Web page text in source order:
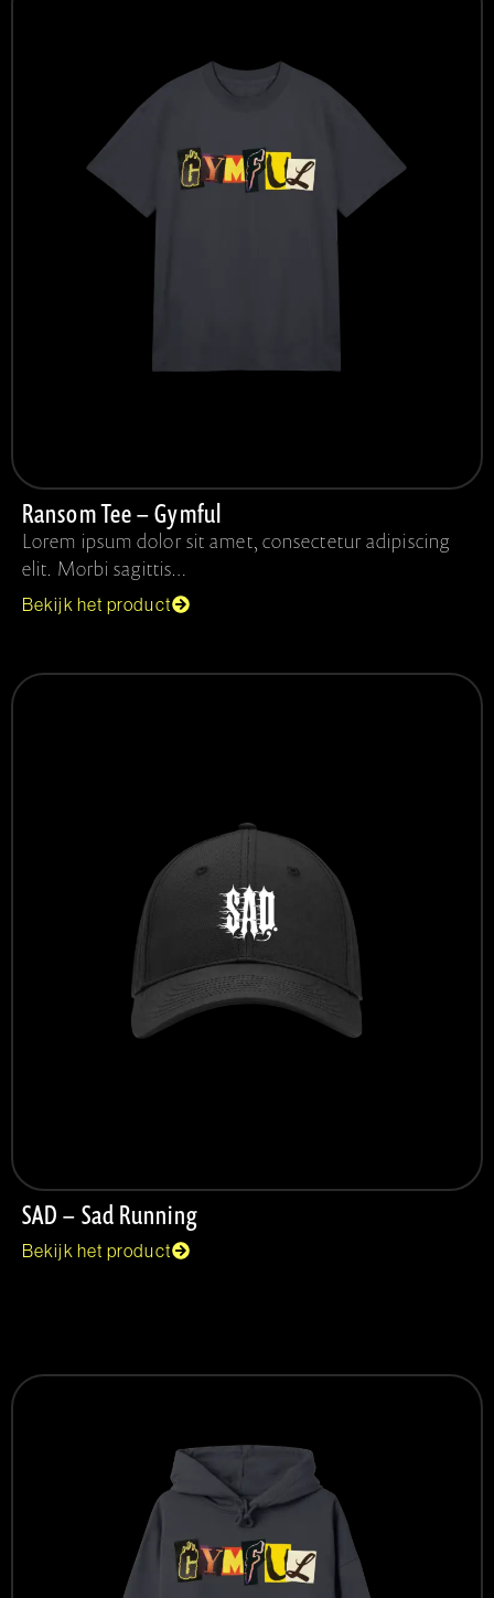
Ransom Tee – Gymful
Lorem ipsum dolor sit amet, consectetur adipiscing
elit. Morbi sagittis…
Bekijk het product
SAD – Sad Running
Bekijk het product